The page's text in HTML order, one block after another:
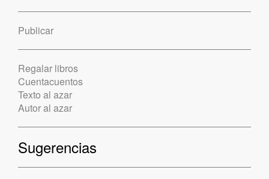
Publicar
Regalar libros
Cuentacuentos
Texto al azar
Autor al azar
Sugerencias